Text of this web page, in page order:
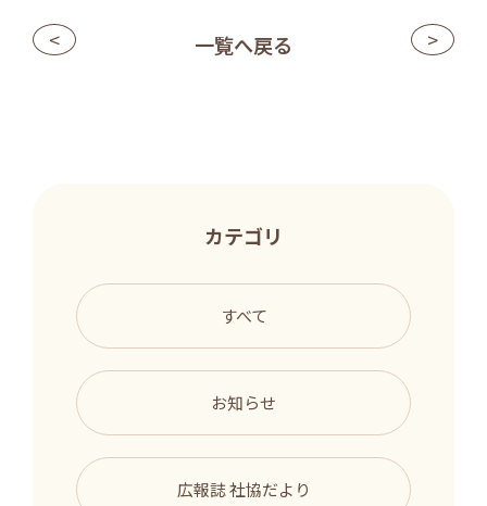
< >
一覧へ戻る
カテゴリ
すべて
お知らせ
広報誌 社協だより